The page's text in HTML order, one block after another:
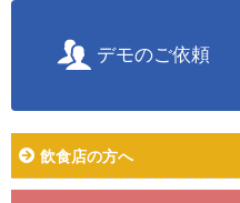
デモのご依頼
飲食店の方へ